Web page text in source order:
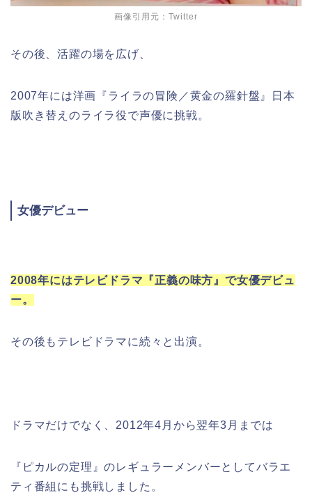
画像引用元：Twitter
その後、活躍の場を広げ、
2007年には洋画『ライラの冒険／黄金の羅針盤』日本
版吹き替えのライラ役で声優に挑戦。
女優デビュー
2008年にはテレビドラマ『正義の味方』で女優デビュ
ー。
その後もテレビドラマに続々と出演。
ドラマだけでなく、2012年4月から翌年3月までは
『ピカルの定理』のレギュラーメンバーとしてバラエ
ティ番組にも挑戦しました。